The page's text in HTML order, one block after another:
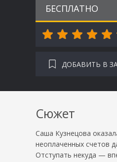
БЕСПЛАТНО
ДОБАВИТЬ В
Сюжет
Саша Кузнецова
неоплаченных счетов
Отступать некуда —